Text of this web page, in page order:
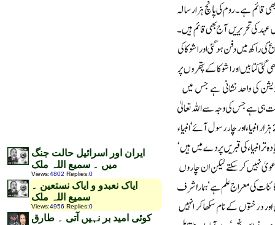
ایران اور اسرائیل حالت جنگ
میں ۔ سمیع اللہ ملک
Views:4802 Replies:0
ایاک نعبدو و ایاک نستعین ۔
سمیع اللہ ملک
Views:4956 Replies:0
کوئی امید بر نہیں آتی ۔ طارق